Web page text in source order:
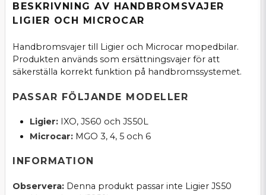
BESKRIVNING AV HANDBROMSVAJER
LIGIER OCH MICROCAR
Handbromsvajer till Ligier och Microcar mopedbilar.
Produkten används som ersättningsvajer för att
säkerställa korrekt funktion på handbromssystemet.
PASSAR FÖLJANDE MODELLER
Ligier:IXO, JS60 och JS50L
Microcar:MGO 3, 4, 5 och 6
INFORMATION
Observera: Denna produkt passar inte Ligier JS50